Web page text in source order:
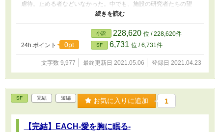
虐待。止める者などいなかった。中でも、施設の研究者たちの望
む、目に見えてわかりやすい特別な能力の発現を見せない『SI-
NO』と『RI-NN』の扱いは、相当に酷いモノだった。放っておけ
ば、明日にでも死ぬだろう……。 そんな彼らに、1人の少女――
アイが手を差し伸べた。彼らを施設から逃がし、ヒトらしい名を与
えた。 これは、施設から逃げ出した2人の少年が、『シノ』とし
て生き、『リン』として生き、人間らしく生き始めた幼少期の断片
的な記憶であり、記録。 ＊＊＊＊＊ 【EACH-ハジマリの旅路-】
【EACH-優しさの理由-】【EACH-愛を胸に眠る-】から続く物語。
24h.ポイント 0pt
小説 228,620 位 / 228,620件
SF 6,731 位 / 6,731件
文字数 9,977 最終更新日 2021.05.06 登録日 2021.04.23
SF 完結 短編 お気に入りに追加 1
【完結】EACH-愛を胸に眠る-